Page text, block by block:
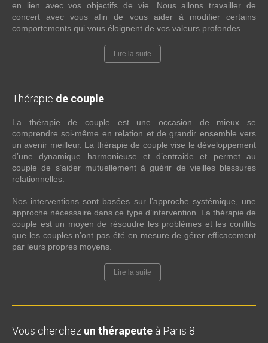
en lien avec vos objectifs de vie. Nous allons travailler de
concert avec vous afin de vous aider à modifier certains
comportements qui vous éloignent de vos valeurs profondes.
Lire la suite
Thérapie de couple
La thérapie de couple est une occasion de mieux se
comprendre soi-même en relation et de grandir ensemble vers
un avenir meilleur. La thérapie de couple vise le développement
d’une dynamique harmonieuse et d’entraide et permet au
couple de s’aider mutuellement à guérir de vieilles blessures
relationnelles.
Nos interventions sont basées sur l’approche systémique, une
approche nécessaire dans ce type d’intervention. La thérapie de
couple est un moyen de résoudre les problèmes et les conflits
que les couples n’ont pas été en mesure de gérer efficacement
par leurs propres moyens.
Lire la suite
Vous cherchez un thérapeute à Paris 8